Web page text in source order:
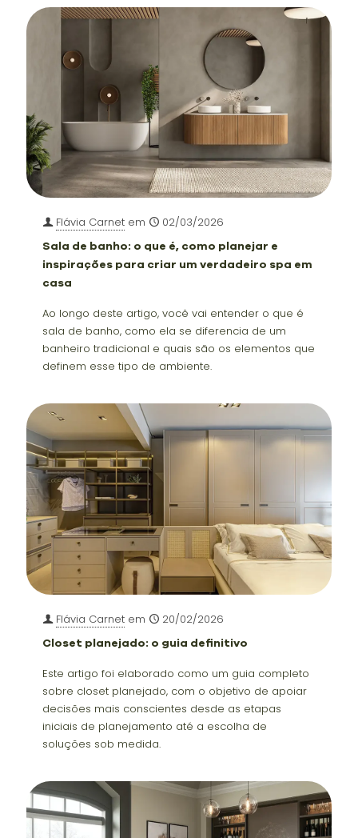
Flávia Carnet em 02/03/2026
Sala de banho: o que é, como planejar e
inspirações para criar um verdadeiro spa em
casa
Ao longo deste artigo, você vai entender o que é
sala de banho, como ela se diferencia de um
banheiro tradicional e quais são os elementos que
definem esse tipo de ambiente.
Flávia Carnet em 20/02/2026
Closet planejado: o guia definitivo
Este artigo foi elaborado como um guia completo
sobre closet planejado, com o objetivo de apoiar
decisões mais conscientes desde as etapas
iniciais de planejamento até a escolha de
soluções sob medida.